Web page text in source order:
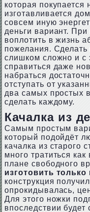
которая покупается
изготавливается
совсем иную
деньги вариант.
воплотить в жизнь
пожелания. Сделать
слишком сложно и с
справиться даже
набраться
отступать от
два самых простых
сделать каждому.
Качалка из
Самым простым
который подойдёт
качалка из старого
много тратиться
плане свободного
изготовить
конструкция
опрокидывалась,
Для этого ножки
впоследствии будет